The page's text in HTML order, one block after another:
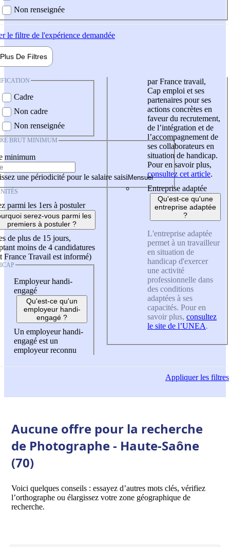
Non renseignée
le filtre de l'expérience demandée
Plus De Filtres
Cadre
Non cadre
Non renseignée
BRUT MINIMUM
minimum
une périodicité pour le salaire saisi
parmi les 1ers à postuler
serez-vous parmi les
premiers à postuler ?
de plus de 15 jours,
moins de 4 candidatures
France Travail est informé)
Employeur handi-
engagé
Qu'est-ce qu'un
employeur handi-
engagé ?
Un employeur handi-
engagé est un
employeur reconnu
par France travail,
Cap emploi et ses
partenaires pour ses
actions concrètes en
faveur du recrutement,
de l’intégration et de
l’accompagnement de
ses collaborateurs en
situation de handicap.
Pour en savoir plus,
consultez cet article.
Entreprise adaptée
Qu'est-ce qu'une
entreprise adaptée
?
L'entreprise adaptée
permet à un travailleur
en situation de
handicap d'exercer
une activité
professionnelle dans
des conditions
adaptées à ses
capacités. Pour en
savoir plus, consultez
le site de l’UNEA.
Appliquerles filtres
Aucune offre pour la recherche
de Photographe - Haute-Saône
(70)
Voici quelques conseils : essayez d’autres mots clés, vérifiez
l’orthographe ou élargissez votre zone géographique de
recherche.